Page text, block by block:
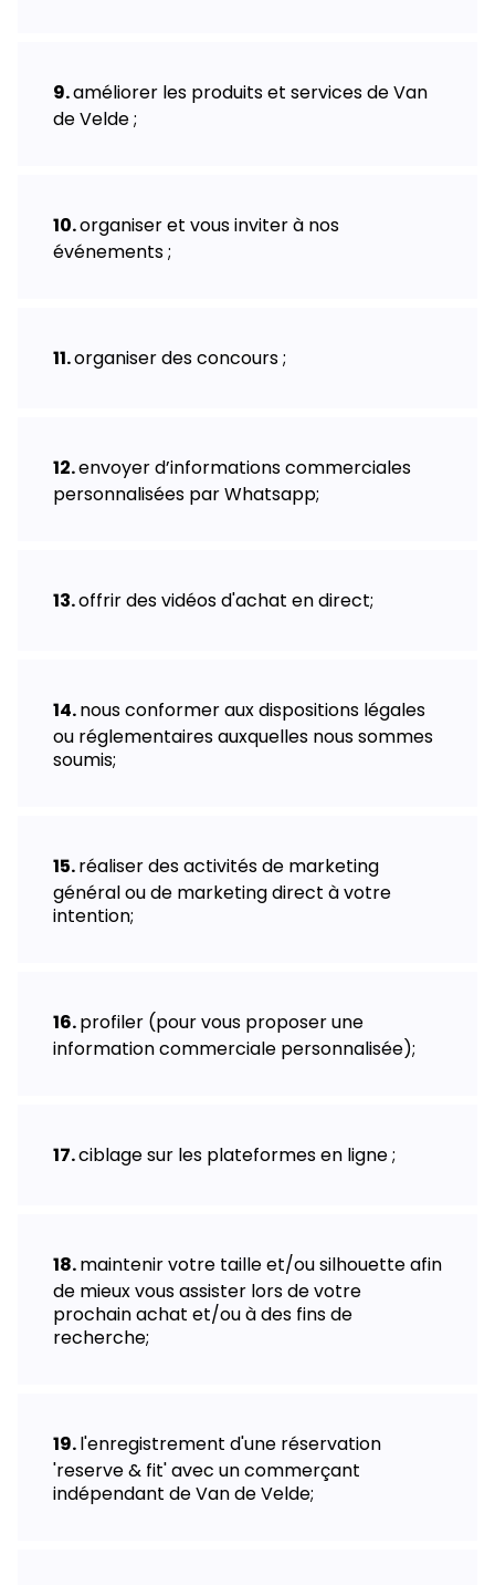
améliorer les produits et services de Van
de Velde ;
organiser et vous inviter à nos
événements ;
organiser des concours ;
envoyer d’informations commerciales
personnalisées par Whatsapp;
offrir des vidéos d'achat en direct;
nous conformer aux dispositions légales
ou réglementaires auxquelles nous sommes
soumis;
réaliser des activités de marketing
général ou de marketing direct à votre
intention;
profiler (pour vous proposer une
information commerciale personnalisée);
ciblage sur les plateformes en ligne ;
maintenir votre taille et/ou silhouette afin
de mieux vous assister lors de votre
prochain achat et/ou à des fins de
recherche;
l'enregistrement d'une réservation
'reserve & fit' avec un commerçant
indépendant de Van de Velde;